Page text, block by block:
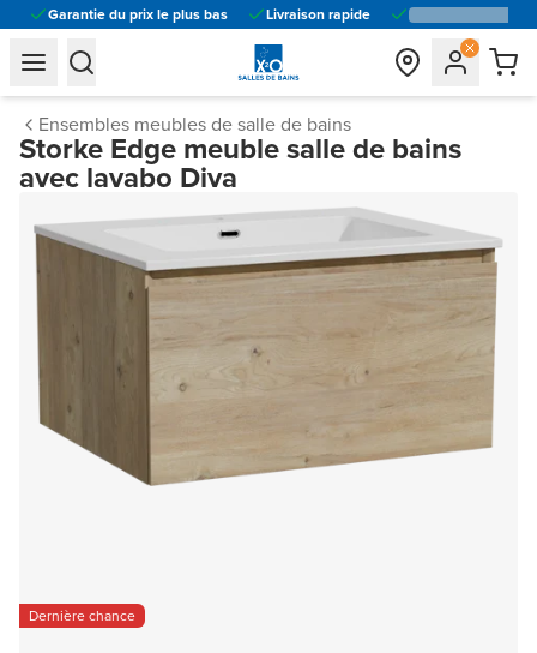
Garantie du prix le plus bas Livraison rapide
general.navigation.toggle_menu.label
general.navigation.toggle_menu.label
Ensembles meubles de salle de bains
Storke Edge meuble salle de bains
avec lavabo Diva
Dernière chance